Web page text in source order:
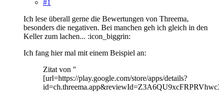
#1
Ich lese überall gerne die Bewertungen von Threema,
besonders die negativen. Bei manchen geh ich gleich in den
Keller zum lachen... :icon_biggrin:
Ich fang hier mal mit einem Beispiel an:
Zitat von "
[url=https://play.google.com/store/apps/details?